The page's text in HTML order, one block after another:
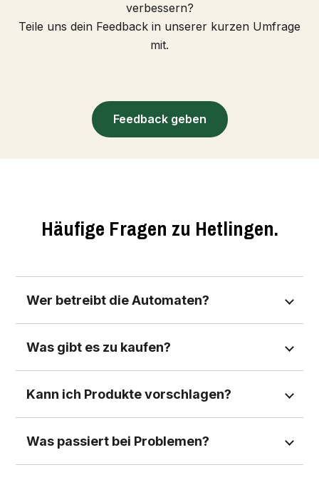
verbessern?
Teile uns dein Feedback in unserer kurzen Umfrage
mit.
Feedback geben
Häufige Fragen zu Hetlingen.
Wer betreibt die Automaten?
Was gibt es zu kaufen?
Kann ich Produkte vorschlagen?
Was passiert bei Problemen?